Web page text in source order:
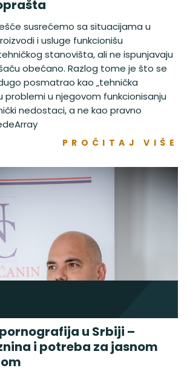
susrećemo sa situacijama u
i usluge funkcionišu
stanovišta, ali ne ispunjavaju
obećano. Razlog tome je što se
posmatrao kao „tehnička
problemi u njegovom funkcionisanju
nedostaci, a ne kao pravno
PROČITAJ VIŠE
u Srbiji –
i potreba za jasnom